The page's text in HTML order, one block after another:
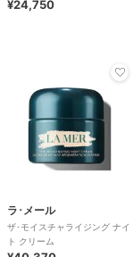
¥24,750
ラ･メール
ザ･モイスチャライジング ナイ
ト クリーム